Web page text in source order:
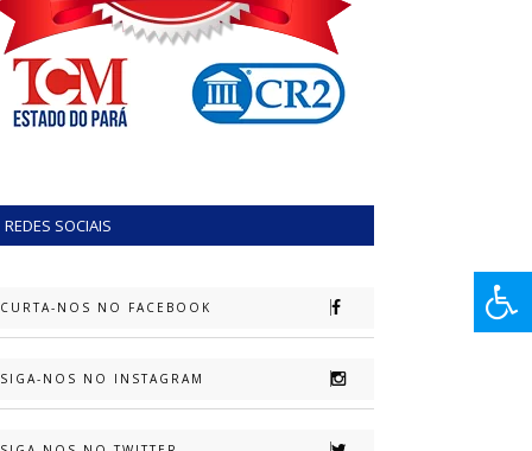
REDES SOCIAIS
CURTA-NOS NO FACEBOOK
SIGA-NOS NO INSTAGRAM